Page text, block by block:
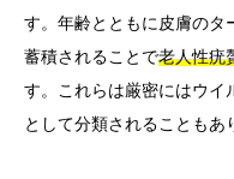
す。年齢とともに皮膚のタ
蓄積されることで老人性疣
す。これらは厳密にはウイ
として分類されることもあ